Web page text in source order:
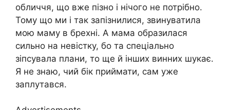
обличчя, що вже пізно і нічого не потрібно.
Тому що ми і так запізнилися, звинуватила
мою маму в брехні. А мама образилася
сильно на невістку, бо та спеціально
зіпсувала плани, то ще й інших винних шукає.
Я не знаю, чий бік приймати, сам уже
заплутався.